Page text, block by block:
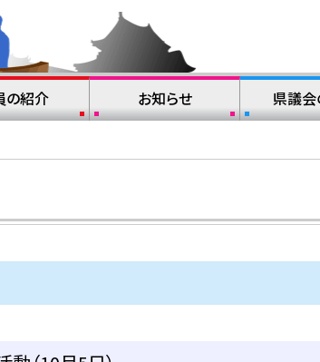
の紹介 お知らせ 県議会